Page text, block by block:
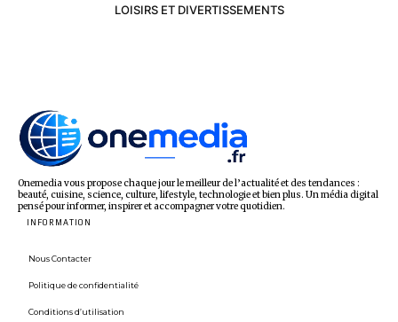
LOISIRS ET DIVERTISSEMENTS
Onemedia vous propose chaque jour le meilleur de l’actualité et des tendances :
beauté, cuisine, science, culture, lifestyle, technologie et bien plus. Un média digital
pensé pour informer, inspirer et accompagner votre quotidien.
INFORMATION
Nous Contacter
Politique de confidentialité
Conditions d’utilisation